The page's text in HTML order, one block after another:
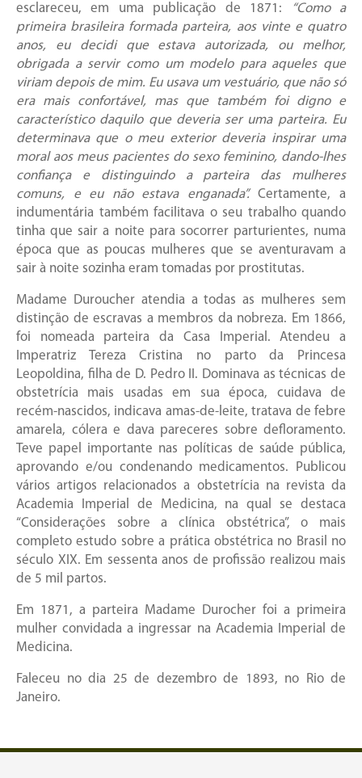
esclareceu, em uma publicação de 1871:
“Como a
primeira brasileira formada parteira, aos vinte e quatro
anos, eu decidi que estava autorizada, ou melhor,
obrigada a servir como um modelo para aqueles que
viriam depois de mim. Eu usava um vestuário, que não só
era mais confortável, mas que também foi digno e
característico daquilo que deveria ser uma parteira. Eu
determinava que o meu exterior deveria inspirar uma
moral aos meus pacientes do sexo feminino, dando-lhes
confiança e distinguindo a parteira das mulheres
comuns, e eu não estava enganada”.Certamente, a
indumentária também facilitava o seu trabalho quando
tinha que sair a noite para socorrer parturientes, numa
época que as poucas mulheres que se aventuravam a
sair à noite sozinha eram tomadas por prostitutas.
Madame Duroucher atendia a todas as mulheres sem
distinção de escravas a membros da nobreza. Em 1866,
foi nomeada parteira da Casa Imperial. Atendeu a
Imperatriz Tereza Cristina no parto da Princesa
Leopoldina, filha de D. Pedro II. Dominava as técnicas de
obstetrícia mais usadas em sua época, cuidava de
recém-nascidos, indicava amas-de-leite, tratava de febre
amarela, cólera e dava pareceres sobre defloramento.
Teve papel importante nas políticas de saúde pública,
aprovando e/ou condenando medicamentos. Publicou
vários artigos relacionados a obstetrícia na revista da
Academia Imperial de Medicina, na qual se destaca
“Considerações sobre a clínica obstétrica”, o mais
completo estudo sobre a prática obstétrica no Brasil no
século XIX. Em sessenta anos de profissão realizou mais
de 5 mil partos.
Em 1871, a parteira Madame Durocher foi a primeira
mulher convidada a ingressar na Academia Imperial de
Medicina.
Faleceu no dia 25 de dezembro de 1893, no Rio de
Janeiro.